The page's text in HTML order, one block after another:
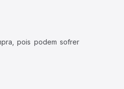
pois podem sofrer